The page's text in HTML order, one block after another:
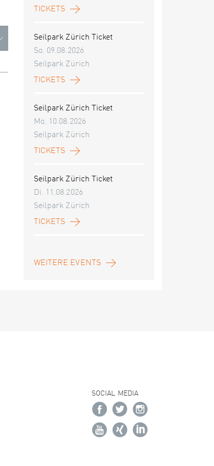
TICKETS
Seilpark Zürich Ticket
So. 09.08.2026
Seilpark Zürich
TICKETS
Seilpark Zürich Ticket
Mo. 10.08.2026
Seilpark Zürich
TICKETS
Seilpark Zürich Ticket
Di. 11.08.2026
Seilpark Zürich
TICKETS
WEITERE EVENTS
SOCIAL MEDIA